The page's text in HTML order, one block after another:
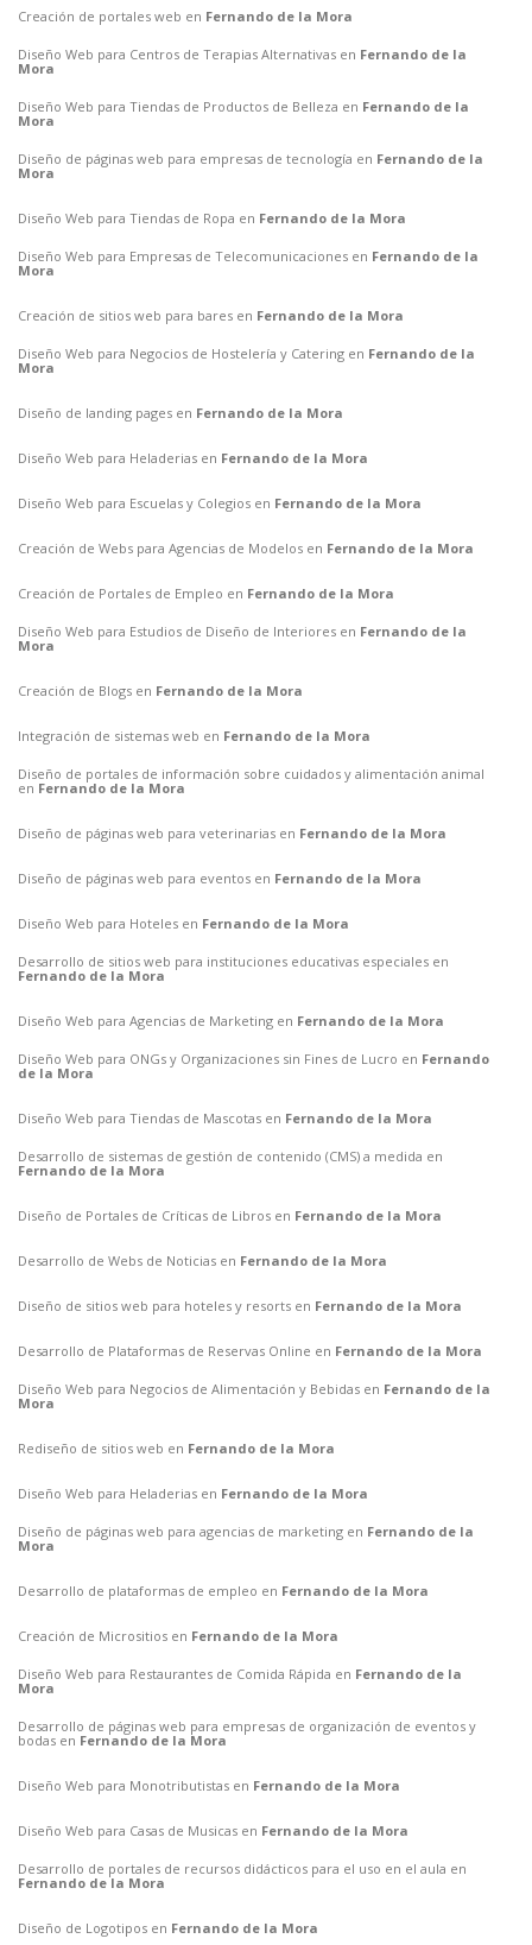
Creación de portales web en Fernando de la Mora
Diseño Web para Centros de Terapias Alternativas en Fernando de la
Mora
Diseño Web para Tiendas de Productos de Belleza en Fernando de la
Mora
Diseño de páginas web para empresas de tecnología en Fernando de la
Mora
Diseño Web para Tiendas de Ropa en Fernando de la Mora
Diseño Web para Empresas de Telecomunicaciones en Fernando de la
Mora
Creación de sitios web para bares en Fernando de la Mora
Diseño Web para Negocios de Hostelería y Catering en Fernando de la
Mora
Diseño de landing pages en Fernando de la Mora
Diseño Web para Heladerias en Fernando de la Mora
Diseño Web para Escuelas y Colegios en Fernando de la Mora
Creación de Webs para Agencias de Modelos en Fernando de la Mora
Creación de Portales de Empleo en Fernando de la Mora
Diseño Web para Estudios de Diseño de Interiores en Fernando de la
Mora
Creación de Blogs en Fernando de la Mora
Integración de sistemas web en Fernando de la Mora
Diseño de portales de información sobre cuidados y alimentación animal
en Fernando de la Mora
Diseño de páginas web para veterinarias en Fernando de la Mora
Diseño de páginas web para eventos en Fernando de la Mora
Diseño Web para Hoteles en Fernando de la Mora
Desarrollo de sitios web para instituciones educativas especiales en
Fernando de la Mora
Diseño Web para Agencias de Marketing en Fernando de la Mora
Diseño Web para ONGs y Organizaciones sin Fines de Lucro en Fernando
de la Mora
Diseño Web para Tiendas de Mascotas en Fernando de la Mora
Desarrollo de sistemas de gestión de contenido (CMS) a medida en
Fernando de la Mora
Diseño de Portales de Críticas de Libros en Fernando de la Mora
Desarrollo de Webs de Noticias en Fernando de la Mora
Diseño de sitios web para hoteles y resorts en Fernando de la Mora
Desarrollo de Plataformas de Reservas Online en Fernando de la Mora
Diseño Web para Negocios de Alimentación y Bebidas en Fernando de la
Mora
Rediseño de sitios web en Fernando de la Mora
Diseño Web para Heladerias en Fernando de la Mora
Diseño de páginas web para agencias de marketing en Fernando de la
Mora
Desarrollo de plataformas de empleo en Fernando de la Mora
Creación de Micrositios en Fernando de la Mora
Diseño Web para Restaurantes de Comida Rápida en Fernando de la
Mora
Desarrollo de páginas web para empresas de organización de eventos y
bodas en Fernando de la Mora
Diseño Web para Monotributistas en Fernando de la Mora
Diseño Web para Casas de Musicas en Fernando de la Mora
Desarrollo de portales de recursos didácticos para el uso en el aula en
Fernando de la Mora
Diseño de Logotipos en Fernando de la Mora